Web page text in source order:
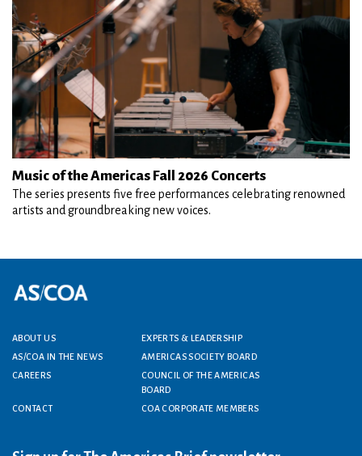
Music of the Americas Fall 2026 Concerts
The series presents five free performances celebrating renowned
artists and groundbreaking new voices.
Footer menu
ABOUT US
EXPERTS & LEADERSHIP
AS/COA IN THE NEWS
AMERICAS SOCIETY BOARD
CAREERS
COUNCIL OF THE AMERICAS
BOARD
CONTACT
COA CORPORATE MEMBERS